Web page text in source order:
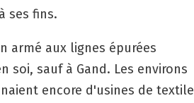
ses fins.
armé aux lignes épurées
soi, sauf à Gand. Les environs
encore d'usines de textile